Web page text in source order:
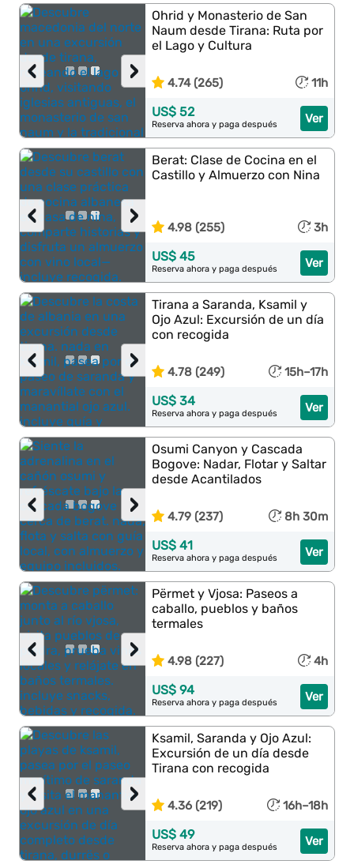
›
‹
Ohrid y Monasterio de San
Naum desde Tirana: Ruta por
el Lago y Cultura
4.74 (265) 11h
Ver
US$ 52
Reserva ahora y paga después
›
‹
Berat: Clase de Cocina en el
Castillo y Almuerzo con Nina
4.98 (255) 3h
Ver
US$ 45
Reserva ahora y paga después
›
‹
Tirana a Saranda, Ksamil y
Ojo Azul: Excursión de un día
con recogida
4.78 (249) 15h–17h
Ver
US$ 34
Reserva ahora y paga después
›
‹
Osumi Canyon y Cascada
Bogove: Nadar, Flotar y Saltar
desde Acantilados
4.79 (237) 8h 30m
Ver
US$ 41
Reserva ahora y paga después
›
‹
Përmet y Vjosa: Paseos a
caballo, pueblos y baños
termales
4.98 (227) 4h
Ver
US$ 94
Reserva ahora y paga después
›
‹
Ksamil, Saranda y Ojo Azul:
Excursión de un día desde
Tirana con recogida
4.36 (219) 16h–18h
Ver
US$ 49
Reserva ahora y paga después